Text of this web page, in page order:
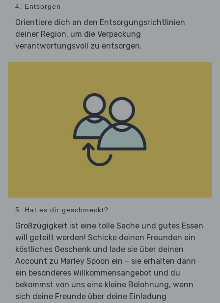
4. Entsorgen
Orientiere dich an den Entsorgungsrichtlinien
deiner Region, um die Verpackung
verantwortungsvoll zu entsorgen.
5. Hat es dir geschmeckt?
Großzügigkeit ist eine tolle Sache und gutes Essen
will geteilt werden! Schicke deinen Freunden ein
köstliches Geschenk und lade sie über deinen
Account zu Marley Spoon ein – sie erhalten dann
ein besonderes Willkommensangebot und du
bekommst von uns eine kleine Belohnung, wenn
sich deine Freunde über deine Einladung